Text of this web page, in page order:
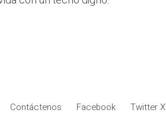
Contáctenos Facebook Twitter X